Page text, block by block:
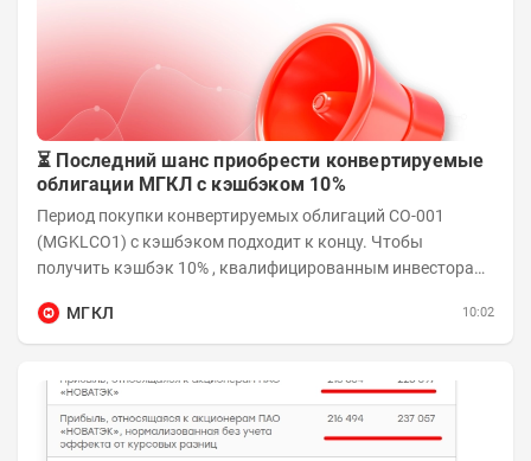
⏳ Последний шанс приобрести конвертируемые
облигации МГКЛ с кэшбэком 10%
Период покупки конвертируемых облигаций СО-001
(MGKLCO1) с кэшбэком подходит к концу. Чтобы
получить кэшбэк 10% , квалифицированным инвесторам
МГКЛ
10:02